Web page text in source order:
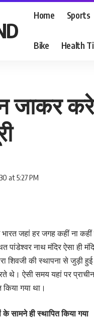
Home Sports
Bike Health
करे
at 5:27 PM
जहां हर जगह कहीं ना
पांडेश्वर नाथ मंदिर ऐसा ही
शिवजी की स्थापना से जुड़ी
ऐसी समय यहां पर प्राचीन
किया गया था।
के सामने ही स्थापित किया गया